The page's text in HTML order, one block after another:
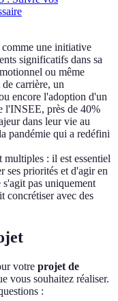
une initiative
significatifs dans sa
ou même
carrière, un
encore l'adoption d'un
l'INSEE, près de 40%
dans leur vie au
pandémie qui a redéfini
: il est essentiel
ses priorités et d'agir en
pas uniquement
concrétiser avec des
votre projet de
vous souhaitez réaliser.
: